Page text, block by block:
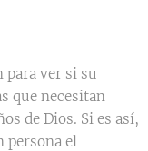
para ver si su
que necesitan
de Dios. Si es así,
persona el